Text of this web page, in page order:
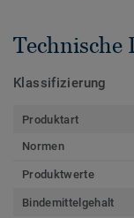
Technische
Klassifizierung
Produktart
Normen
Produktwerte
Bindemittelgehalt